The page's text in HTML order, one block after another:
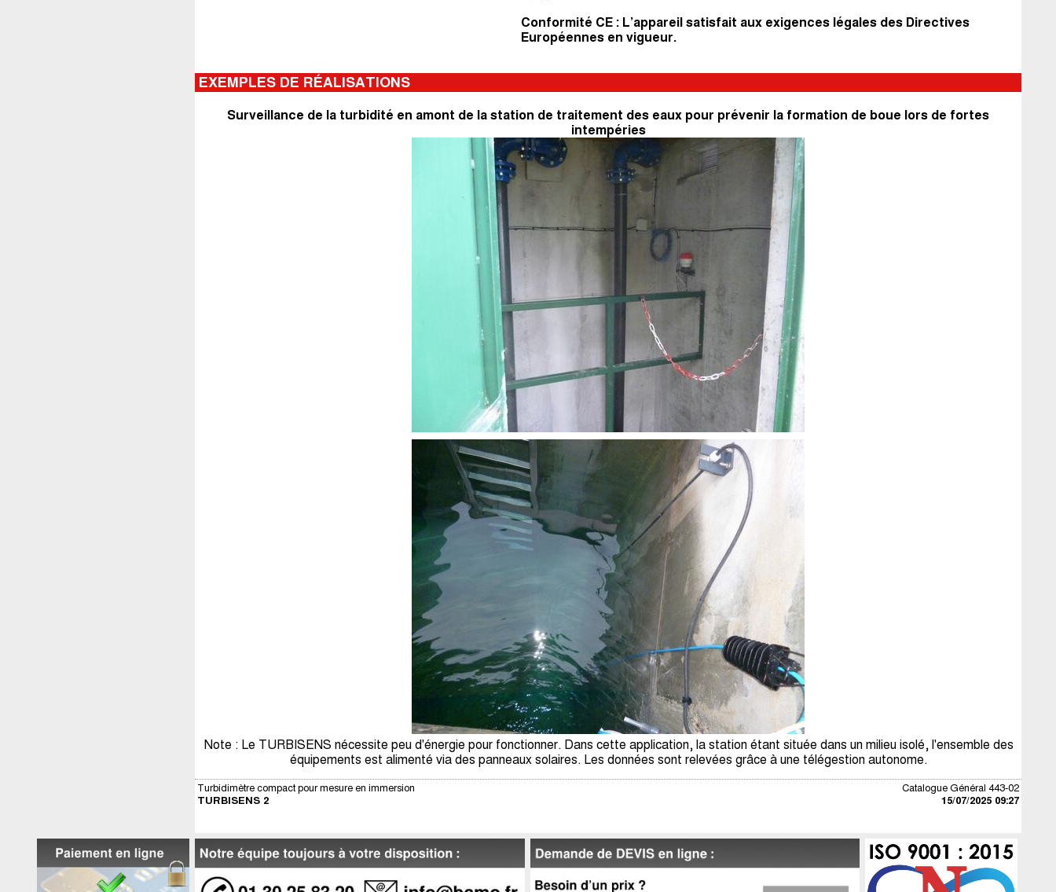
Conformité CE : L’appareil satisfait aux exigences légales des Directives
Européennes en vigueur.
EXEMPLES DE RÉALISATIONS
Surveillance de la turbidité en amont de la station de traitement des eaux pour prévenir la formation de boue lors de fortes
intempéries
Note : Le TURBISENS nécessite peu d'énergie pour fonctionner. Dans cette application, la station étant située dans un milieu isolé, l'ensemble des
équipements est alimenté via des panneaux solaires. Les données sont relevées grâce à une télégestion autonome.
Catalogue Général 443-02
15/07/2025 09:27
Turbidimètre compact pour mesure en immersion
TURBISENS 2